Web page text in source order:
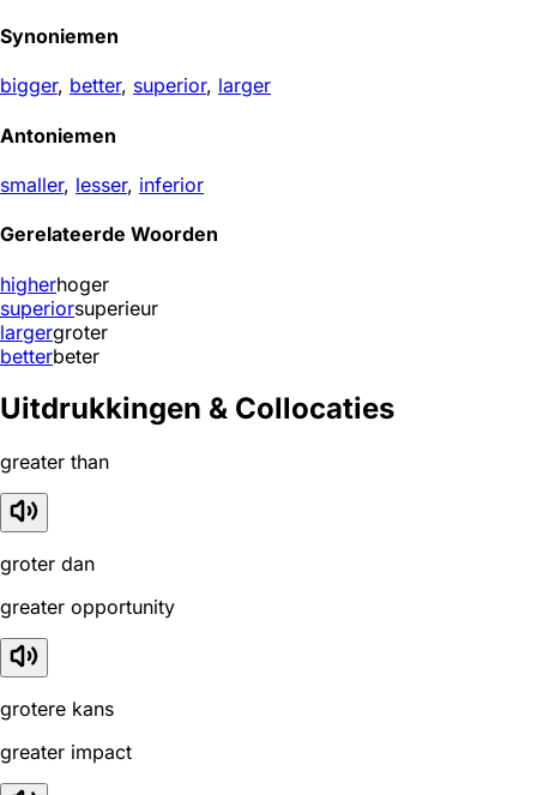
Synoniemen
bigger, better, superior, larger
Antoniemen
smaller, lesser, inferior
Gerelateerde Woorden
higherhoger
superiorsuperieur
largergroter
betterbeter
Uitdrukkingen & Collocaties
greater than
groter dan
greater opportunity
grotere kans
greater impact